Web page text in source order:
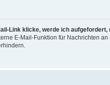
Link klicke, werde ich aufgefordert,
E-Mail-Funktion für Nachrichten